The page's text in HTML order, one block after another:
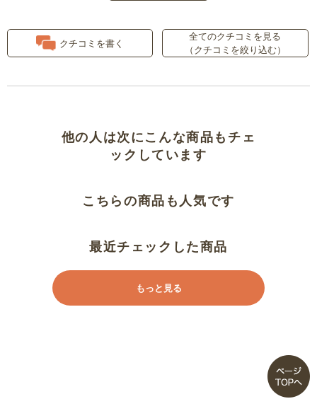
クチコミを書く
全てのクチコミを見る
（クチコミを絞り込む）
他の人は次にこんな商品もチェ
ックしています
こちらの商品も人気です
最近チェックした商品
もっと見る